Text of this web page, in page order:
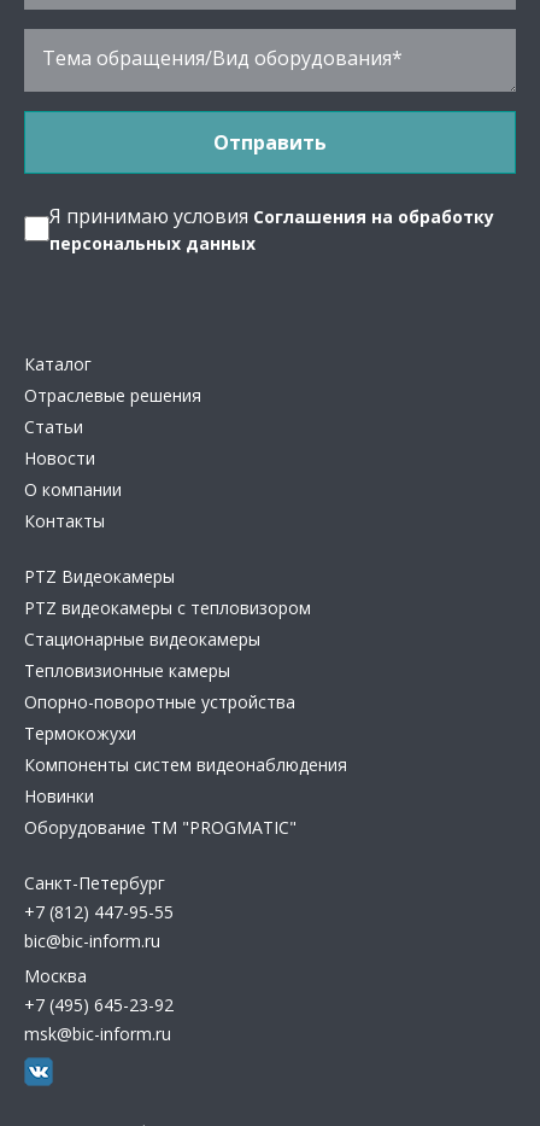
Я принимаю условия Соглашения на обработку
персональных данных
Каталог
Отраслевые решения
Статьи
Новости
О компании
Контакты
PTZ Видеокамеры
PTZ видеокамеры с тепловизором
Стационарные видеокамеры
Тепловизионные камеры
Опорно-поворотные устройства
Термокожухи
Компоненты систем видеонаблюдения
Новинки
Оборудование TM "PROGMATIC"
Санкт-Петербург
+7 (812) 447-95-55
bic@bic-inform.ru
Москва
+7 (495) 645-23-92
msk@bic-inform.ru